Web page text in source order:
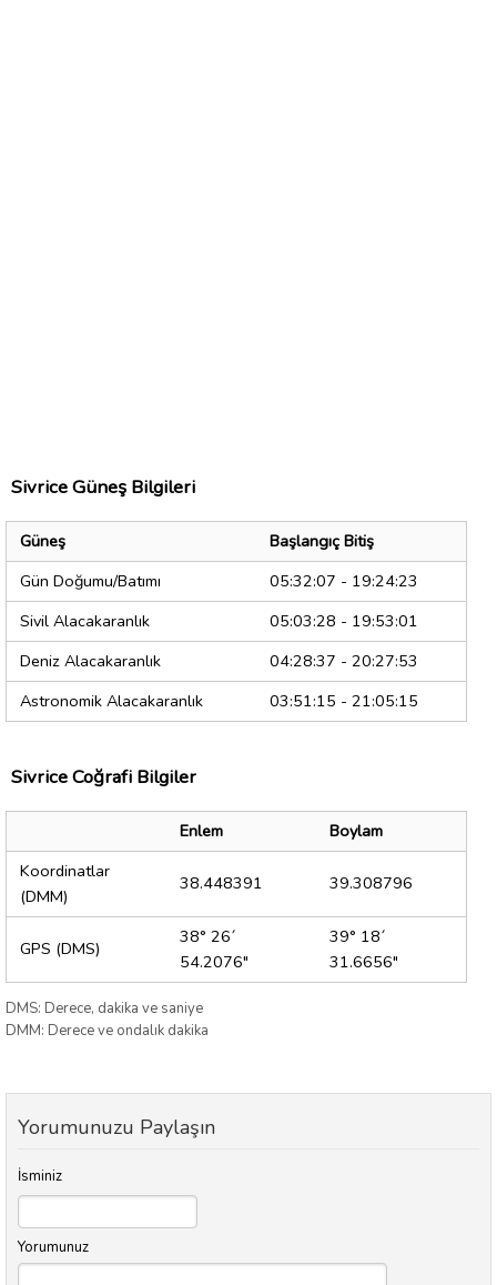
Sivrice Güneş Bilgileri
Güneş
Başlangıç Bitiş
Gün Doğumu/Batımı
05:32:07 - 19:24:23
Sivil Alacakaranlık
05:03:28 - 19:53:01
Deniz Alacakaranlık
04:28:37 - 20:27:53
Astronomik Alacakaranlık
03:51:15 - 21:05:15
Sivrice Coğrafi Bilgiler
Enlem
Boylam
Koordinatlar
(DMM)
38.448391 39.308796
GPS (DMS)
38° 26´
54.2076"
39° 18´
31.6656"
DMS: Derece, dakika ve saniye
DMM: Derece ve ondalık dakika
Yorumunuzu Paylaşın
İsminiz
Yorumunuz